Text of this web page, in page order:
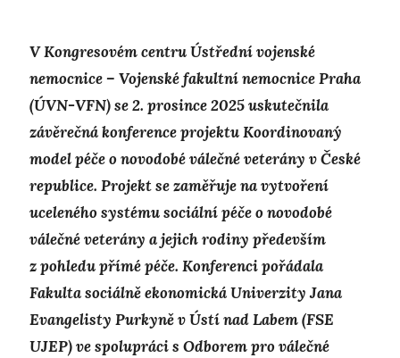
V Kongresovém centru Ústřední vojenské
nemocnice – Vojenské fakultní nemocnice Praha
(ÚVN-VFN) se 2. prosince 2025 uskutečnila
závěrečná konference projektu Koordinovaný
model péče o novodobé válečné veterány v České
republice. Projekt se zaměřuje na vytvoření
uceleného systému sociální péče o novodobé
válečné veterány a jejich rodiny především
z pohledu přímé péče. Konferenci pořádala
Fakulta sociálně ekonomická Univerzity Jana
Evangelisty Purkyně v Ústí nad Labem (FSE
UJEP) ve spolupráci s Odborem pro válečné